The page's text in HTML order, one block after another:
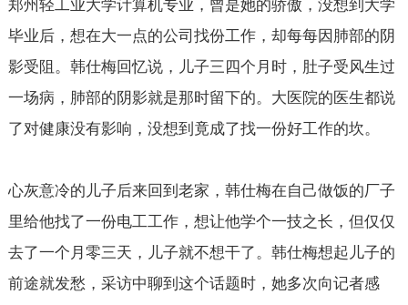
郑州轻工业大学计算机专业，曾是她的骄傲，没想到大学
毕业后，想在大一点的公司找份工作，却每每因肺部的阴
影受阻。韩仕梅回忆说，儿子三四个月时，肚子受风生过
一场病，肺部的阴影就是那时留下的。大医院的医生都说
了对健康没有影响，没想到竟成了找一份好工作的坎。
心灰意冷的儿子后来回到老家，韩仕梅在自己做饭的厂子
里给他找了一份电工工作，想让他学个一技之长，但仅仅
去了一个月零三天，儿子就不想干了。韩仕梅想起儿子的
前途就发愁，采访中聊到这个话题时，她多次向记者感